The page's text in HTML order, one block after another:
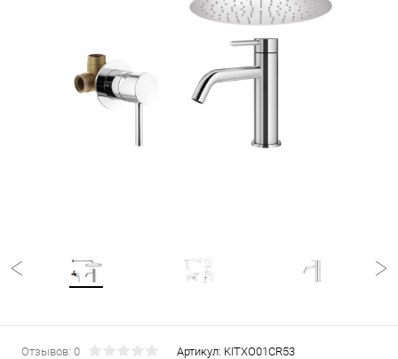
Отзывов: 0 Артикул: KITXO01CR53